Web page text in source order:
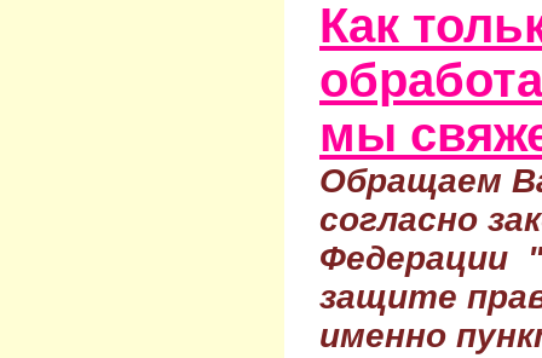
Как
мы
Обращаем
согласно
Федерации
защите
именно